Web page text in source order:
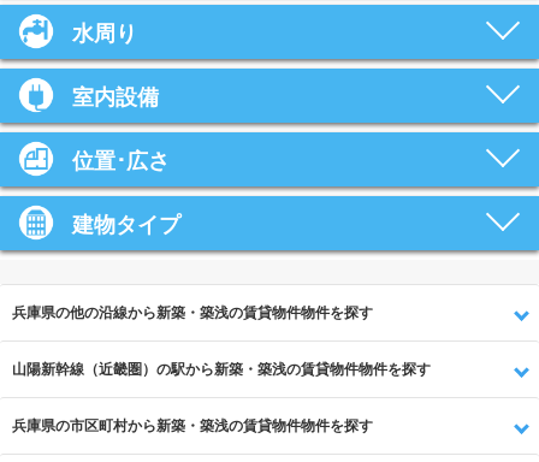
水周り
室内設備
位置･広さ
建物タイプ
兵庫県の他の沿線から新築・築浅の賃貸物件物件を探す
山陽新幹線（近畿圏）の駅から新築・築浅の賃貸物件物件を探す
兵庫県の市区町村から新築・築浅の賃貸物件物件を探す